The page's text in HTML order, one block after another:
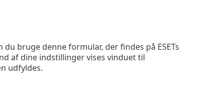
bruge denne formular, der findes på ESETs
af dine indstillinger vises vinduet til
udfyldes.